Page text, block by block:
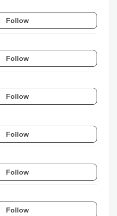
Follow
Follow
Follow
Follow
Follow
Follow